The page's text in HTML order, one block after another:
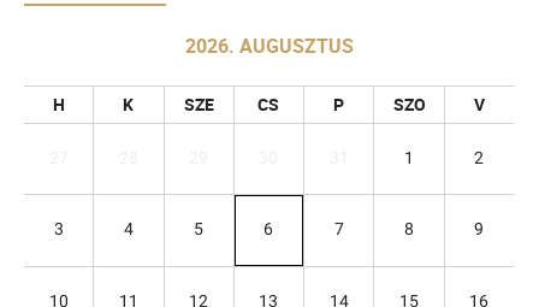
2026. AUGUSZTUS
H K SZE CS P SZO V
1 2
3 4 5 6 7 8 9
10 11 12 13 14 15 16